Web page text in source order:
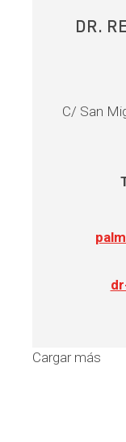
DR.
C/ San
Cargar más